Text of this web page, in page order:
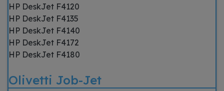
HP DeskJet F4120
HP DeskJet F4135
HP DeskJet F4140
HP DeskJet F4172
HP DeskJet F4180
Olivetti Job-Jet